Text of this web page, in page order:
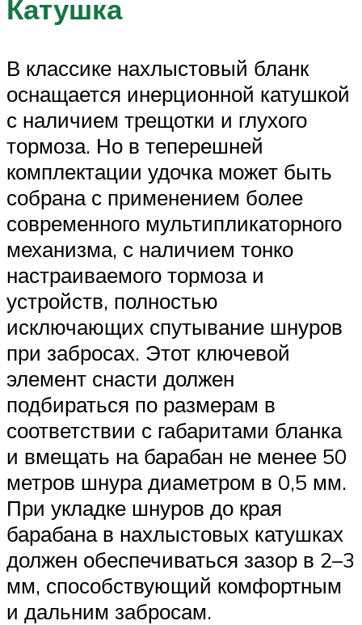
Катушка
В классике нахлыстовый бланк
оснащается инерционной катушкой
с наличием трещотки и глухого
тормоза. Но в теперешней
комплектации удочка может быть
собрана с применением более
современного мультипликаторного
механизма, с наличием тонко
настраиваемого тормоза и
устройств, полностью
исключающих спутывание шнуров
при забросах. Этот ключевой
элемент снасти должен
подбираться по размерам в
соответствии с габаритами бланка
и вмещать на барабан не менее 50
метров шнура диаметром в 0,5 мм.
При укладке шнуров до края
барабана в нахлыстовых катушках
должен обеспечиваться зазор в 2–3
мм, способствующий комфортным
и дальним забросам.